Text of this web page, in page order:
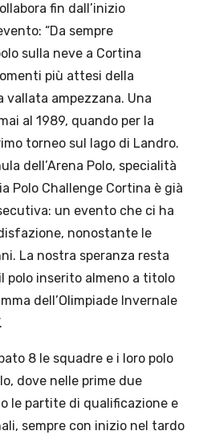
fin dall’inizio
“Da sempre
sulla neve a Cortina
più attesi della
vallata ampezzana. Una
al 1989, quando per la
torneo sul lago di Landro.
dell’Arena Polo, specialità
Polo Challenge Cortina è già
un evento che ci ha
nonostante le
La nostra speranza resta
polo inserito almeno a titolo
dell’Olimpiade Invernale
8 le squadre e i loro polo
dove nelle prime due
le partite di qualificazione e
sempre con inizio nel tardo